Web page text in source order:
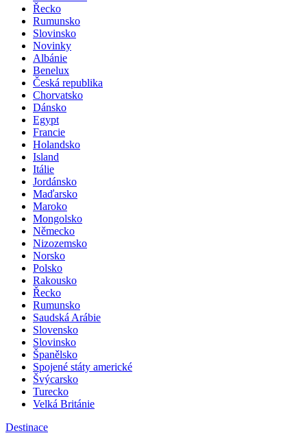
Řecko
Rumunsko
Slovinsko
Novinky
Albánie
Benelux
Česká republika
Chorvatsko
Dánsko
Egypt
Francie
Holandsko
Island
Itálie
Jordánsko
Maďarsko
Maroko
Mongolsko
Německo
Nizozemsko
Norsko
Polsko
Rakousko
Řecko
Rumunsko
Saudská Arábie
Slovensko
Slovinsko
Španělsko
Spojené státy americké
Švýcarsko
Turecko
Velká Británie
Destinace